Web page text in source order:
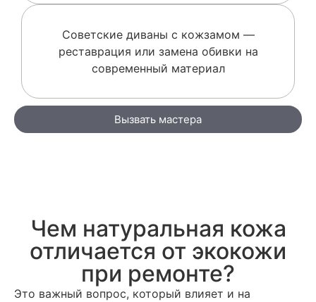
Советские диваны с кожзамом —
реставрация или замена обивки на
современный материал
Вызвать мастера
Чем натуральная кожа
отличается от экокожи
при ремонте?
Это важный вопрос, который влияет и на